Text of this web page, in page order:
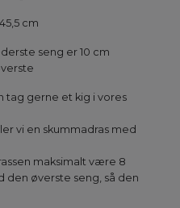
cm
seng er 10 cm
tag gerne et kig i vores
vi en skummadras med
maksimalt være 8
den øverste seng, så den